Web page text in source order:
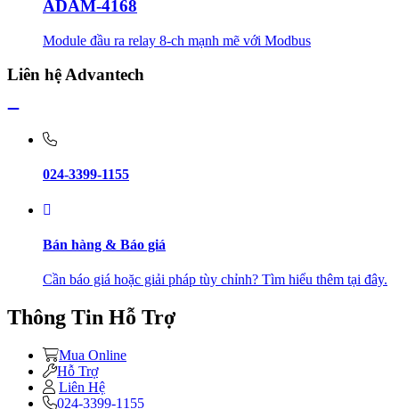
ADAM-4168
Module đầu ra relay 8-ch mạnh mẽ với Modbus
Liên hệ Advantech
024-3399-1155
Bán hàng & Báo giá
Cần báo giá hoặc giải pháp tùy chỉnh? Tìm hiểu thêm tại đây.
Thông Tin Hỗ Trợ
Mua Online
Hỗ Trợ
Liên Hệ
024-3399-1155